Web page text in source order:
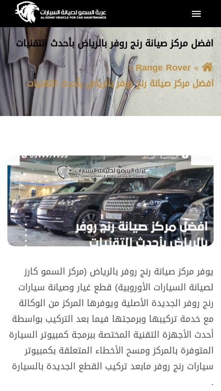
افضل مركز صيانة رنج روفر بالرياض بأحدث التقنيات
Range Rover
افضل مركز صيانة رنج روفر بالرياض بأحدث التقنيات
يوفر مركز صيانة رنج روفر بالرياض (مركز السمو كارز
لصيانة السيارات الأوروبية) قطع غيار وصيانة سيارات
رنج روفر الجديدة الأصلية ويوفرها المركز من الوكالة
مع خدمة تركيبها وبرمجتها فيما بعد التركيب بواسطة
أحدث الأجهزة التقنية المختصة ببرمجة كمبيوتر السيارة
المتوفرة بالمركز ومسح الأخطاء المتعلقة بكمبيوتر
سيارات رنج روفر مابعد تركيب القطع الجديدة بالسيارة
.